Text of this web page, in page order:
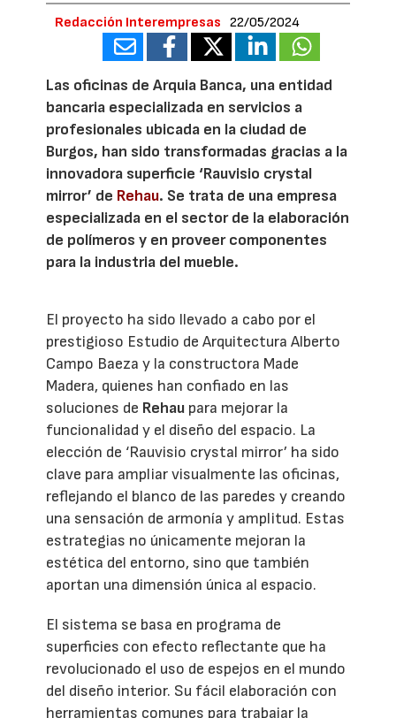
Redacción Interempresas 22/05/2024
Las oficinas de Arquia Banca, una entidad
bancaria especializada en servicios a
profesionales ubicada en la ciudad de
Burgos, han sido transformadas gracias a la
innovadora superficie ‘Rauvisio crystal
mirror’ de Rehau. Se trata de una empresa
especializada en el sector de la elaboración
de polímeros y en proveer componentes
para la industria del mueble.
El proyecto ha sido llevado a cabo por el
prestigioso Estudio de Arquitectura Alberto
Campo Baeza y la constructora Made
Madera, quienes han confiado en las
soluciones de Rehau para mejorar la
funcionalidad y el diseño del espacio. La
elección de ‘Rauvisio crystal mirror’ ha sido
clave para ampliar visualmente las oficinas,
reflejando el blanco de las paredes y creando
una sensación de armonía y amplitud. Estas
estrategias no únicamente mejoran la
estética del entorno, sino que también
aportan una dimensión única al espacio.
El sistema se basa en programa de
superficies con efecto reflectante que ha
revolucionado el uso de espejos en el mundo
del diseño interior. Su fácil elaboración con
herramientas comunes para trabajar la